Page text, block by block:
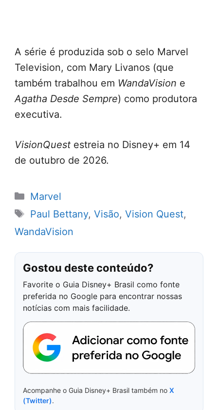
A série é produzida sob o selo Marvel
Television, com Mary Livanos (que
também trabalhou em WandaVision e
Agatha Desde Sempre) como produtora
executiva.
VisionQuest estreia no Disney+ em 14
de outubro de 2026.
Categorias
Marvel
Tags
Paul Bettany, Visão, Vision Quest,
WandaVision
Gostou deste conteúdo?
Favorite o Guia Disney+ Brasil como fonte
preferida no Google para encontrar nossas
notícias com mais facilidade.
Acompanhe o Guia Disney+ Brasil também no X
(Twitter).